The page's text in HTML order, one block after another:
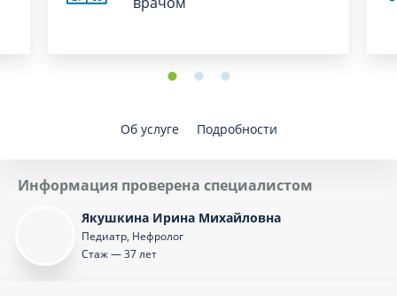
Об услуге Подробности
Информация проверена специалистом
Якушкина Ирина Михайловна
Педиатр, Нефролог
Стаж — 37 лет